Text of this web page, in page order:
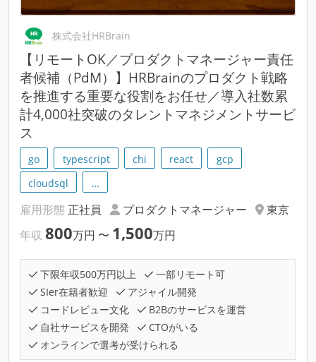
株式会社HRBrain
【リモートOK／プロダクトマネージャー責任
者候補（PdM）】HRBrainのプロダクト戦略
を推進する重要な役割をお任せ／導入社数累
計4,000社突破のタレントマネジメントサービ
ス
go typescript chi react
gcp
cloudsql
…
雇用形態 正社員 プロダクトマネージャー
東京
年収 800万円 〜 1,500万円
下限年収500万円以上
一部リモート可
SIer在籍者歓迎
アジャイル開発
コードレビュー文化
B2Bのサービスを運営
自社サービスを開発
CTOがいる
オンラインで選考が受けられる